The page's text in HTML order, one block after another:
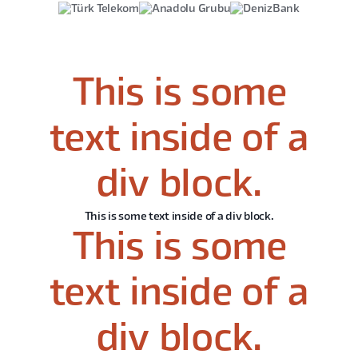
This is some
text inside of a
div block.
This is some text inside of a div block.
This is some
text inside of a
div block.